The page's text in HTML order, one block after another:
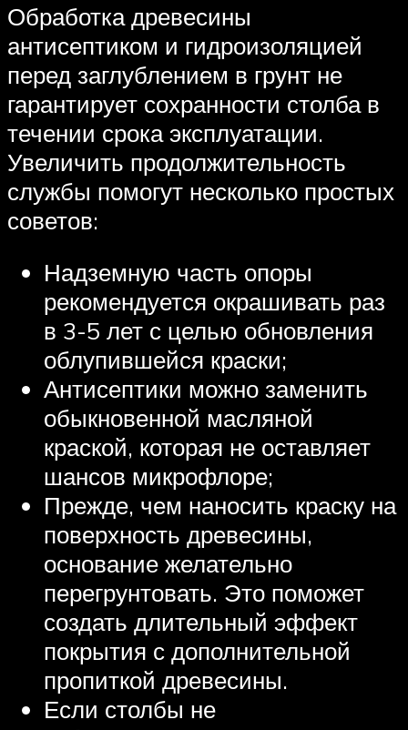
Обработка древесины
антисептиком и гидроизоляцией
перед заглублением в грунт не
гарантирует сохранности столба в
течении срока эксплуатации.
Увеличить продолжительность
службы помогут несколько простых
советов:
Надземную часть опоры
рекомендуется окрашивать раз
в 3-5 лет с целью обновления
облупившейся краски;
Антисептики можно заменить
обыкновенной масляной
краской, которая не оставляет
шансов микрофлоре;
Прежде, чем наносить краску на
поверхность древесины,
основание желательно
перегрунтовать. Это поможет
создать длительный эффект
покрытия с дополнительной
пропиткой древесины.
Если столбы не